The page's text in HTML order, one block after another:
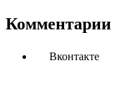
Комментарии
Вконтакте